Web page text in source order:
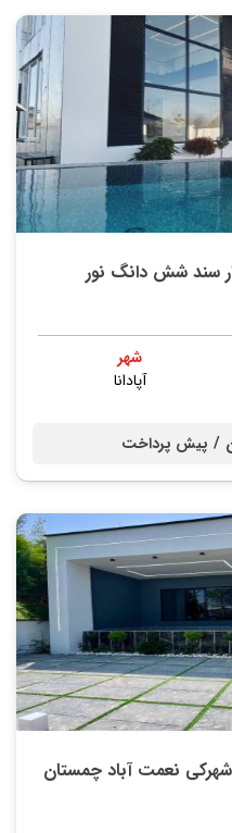
سند شش دانگ نور
شهر
آپادانا
پیش پرداخت